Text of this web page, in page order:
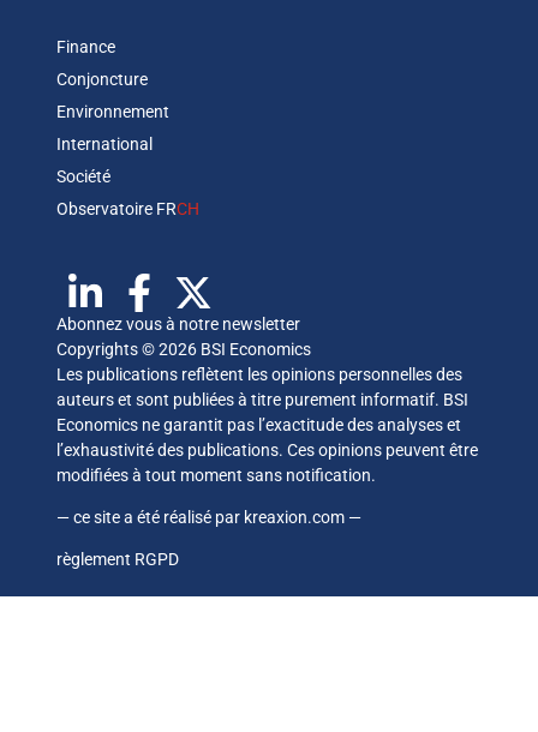
Finance
Conjoncture
Environnement
International
Société
Observatoire FRCH
Abonnez vous à notre newsletter
Copyrights © 2026 BSI Economics
Les publications reflètent les opinions personnelles des
auteurs et sont publiées à titre purement informatif. BSI
Economics ne garantit pas l’exactitude des analyses et
l’exhaustivité des publications. Ces opinions peuvent être
modifiées à tout moment sans notification.
— ce site a été réalisé par kreaxion.com —
règlement RGPD